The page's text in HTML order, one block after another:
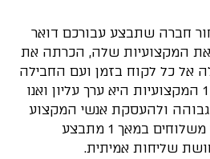
חברה שתבצע עבורכם דואר
המקצועיות שלה, הכרתה את
אל כל לקוח בזמן ועם החבילה
המיועדת. אצלינו במאך 1 המקצועיות היא ערך עליון ואנו
ולהעסקת אנשי המקצוע
המצויינים בתחום. דואר משלוחים במאך 1 מתבצע
שליחות אמיתית.